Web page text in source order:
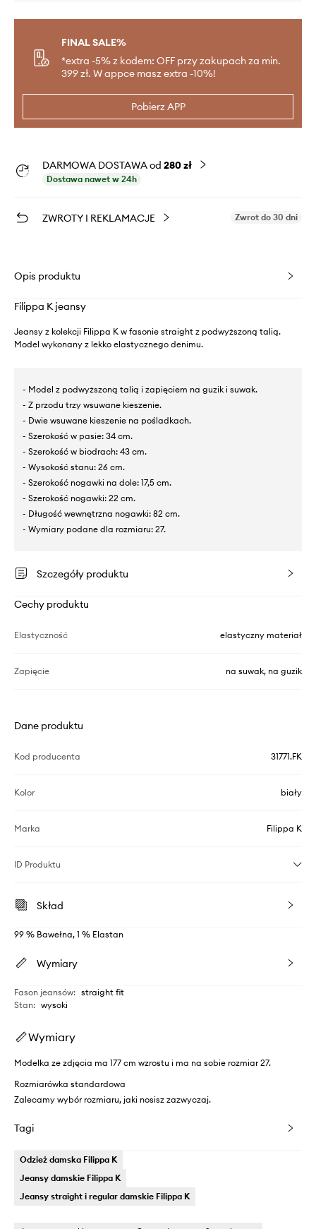
FINAL SALE%
*extra -5% z kodem: OFF przy zakupach za min.
399 zł. W appce masz extra -10%!
Pobierz APP
DARMOWA DOSTAWA od 280 zł
Dostawa nawet w 24h
ZWROTY I REKLAMACJE Zwrot do 30 dni
Opis produktu
Filippa K jeansy
Jeansy z kolekcji Filippa K w fasonie straight z podwyższoną talią.
Model wykonany z lekko elastycznego denimu.
- Model z podwyższoną talią i zapięciem na guzik i suwak.
- Z przodu trzy wsuwane kieszenie.
- Dwie wsuwane kieszenie na pośladkach.
- Szerokość w pasie: 34 cm.
- Szerokość w biodrach: 43 cm.
- Wysokość stanu: 26 cm.
- Szerokość nogawki na dole: 17,5 cm.
- Szerokość nogawki: 22 cm.
- Długość wewnętrzna nogawki: 82 cm.
- Wymiary podane dla rozmiaru: 27.
Szczegóły produktu
Cechy produktu
Elastyczność elastyczny materiał
Zapięcie na suwak, na guzik
Dane produktu
Kod producenta 31771.FK
Kolor biały
Marka Filippa K
ID Produktu
Skład
99 % Bawełna, 1 % Elastan
Wymiary
Fason jeansów: straight fit
Stan: wysoki
Wymiary
Modelka ze zdjęcia ma 177 cm wzrostu i ma na sobie rozmiar 27.
Rozmiarówka standardowa
Zalecamy wybór rozmiaru, jaki nosisz zazwyczaj.
Tagi
Odzież damska Filippa K
Jeansy damskie Filippa K
Jeansy straight i regular damskie Filippa K